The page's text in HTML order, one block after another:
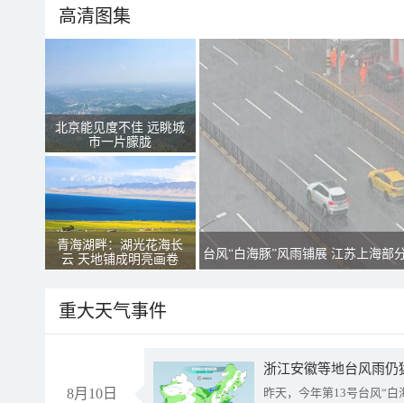
高清图集
北京能见度不佳 远眺城
市一片朦胧
青海湖畔：湖光花海长
云 天地铺成明亮画卷
台风“白海豚”风雨铺展 江苏上海部
重大天气事件
8月10日
浙江安徽等地台风雨
昨天，今年第13号台风“